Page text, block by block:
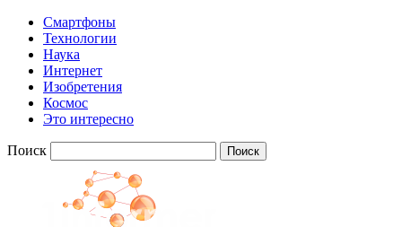
Смартфоны
Технологии
Наука
Интернет
Изобретения
Космос
Это интересно
Поиск